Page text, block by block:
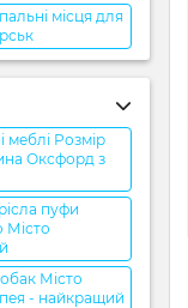
місця для
меблі Розмір
Оксфорд з
пуфи
Місто
Місто
- найкращий